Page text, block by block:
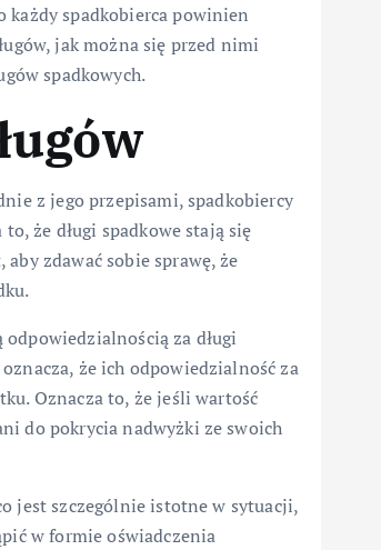
każdy spadkobierca powinien
jak można się przed nimi
spadkowych.
z jego przepisami, spadkobiercy
że długi spadkowe stają się
zdawać sobie sprawę, że
za długi
że ich odpowiedzialność za
Oznacza to, że jeśli wartość
do pokrycia nadwyżki ze swoich
jest szczególnie istotne w sytuacji,
w formie oświadczenia